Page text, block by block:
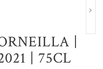
|
| 75CL